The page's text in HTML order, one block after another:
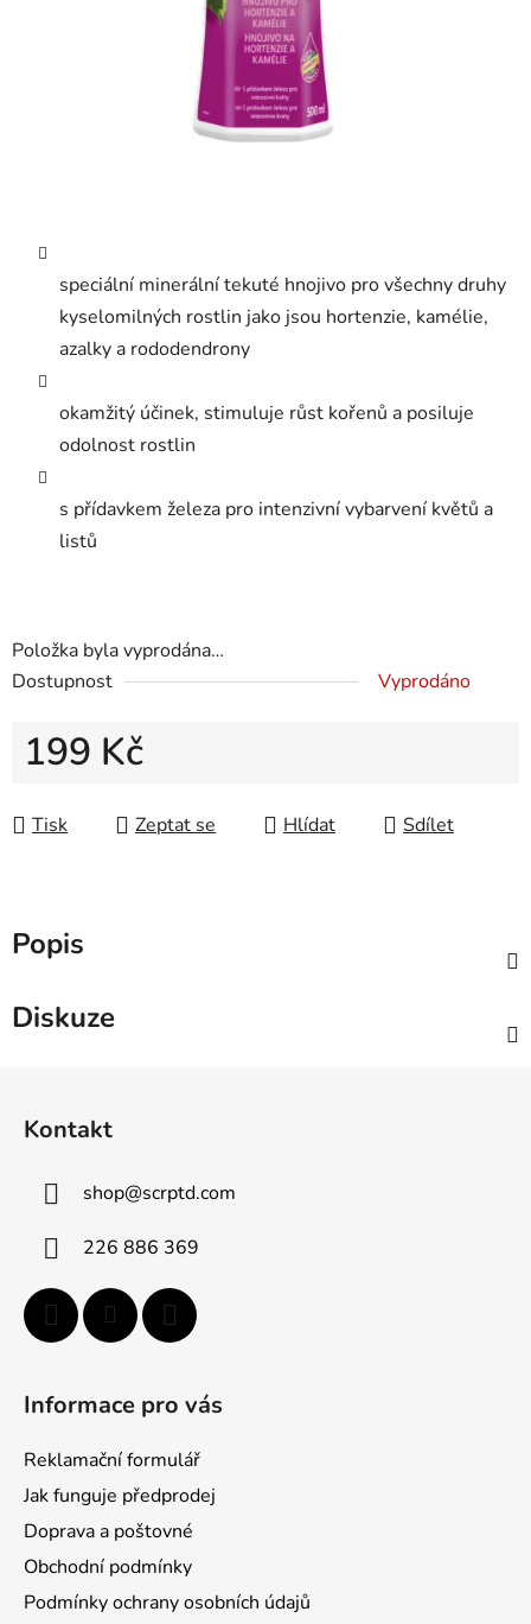
speciální minerální tekuté hnojivo pro všechny druhy
kyselomilných rostlin jako jsou hortenzie, kamélie,
azalky a rododendrony
okamžitý účinek, stimuluje růst kořenů a posiluje
odolnost rostlin
s přídavkem železa pro intenzivní vybarvení květů a
listů
Položka byla vyprodána…
Dostupnost
Vyprodáno
199 Kč
Tisk
Zeptat se Hlídat Sdílet
Popis
Diskuze
Kontakt
shop@scrptd.com
226 886 369
Informace pro vás
Reklamační formulář
Jak funguje předprodej
Doprava a poštovné
Obchodní podmínky
Podmínky ochrany osobních údajů